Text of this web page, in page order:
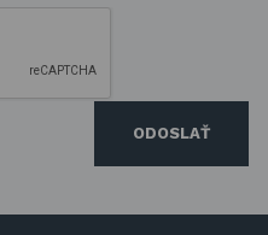
ODOSLAŤ